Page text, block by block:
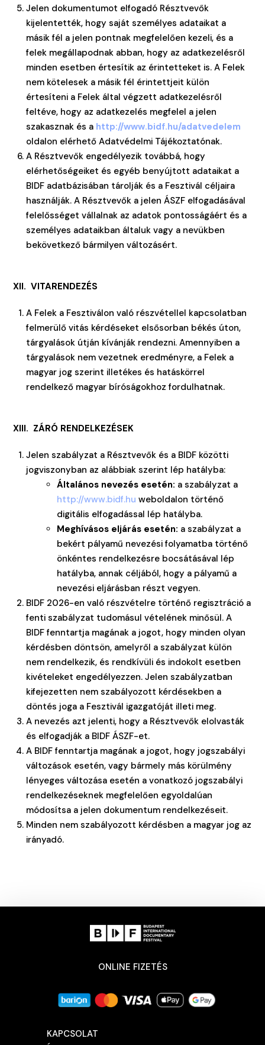
Jelen dokumentumot elfogadó Résztvevők
kijelentették, hogy saját személyes adataikat a
másik fél a jelen pontnak megfelelően kezeli, és a
felek megállapodnak abban, hogy az adatkezelésről
minden esetben értesítik az érintetteket is. A Felek
nem kötelesek a másik fél érintettjeit külön
értesíteni a Felek által végzett adatkezelésről
feltéve, hogy az adatkezelés megfelel a jelen
szakasznak és a http://www.bidf.hu/adatvedelem
oldalon elérhető Adatvédelmi Tájékoztatónak.
A Résztvevők engedélyezik továbbá, hogy
elérhetőségeiket és egyéb benyújtott adataikat a
BIDF adatbázisában tárolják és a Fesztivál céljaira
használják. A Résztvevők a jelen ÁSZF elfogadásával
felelősséget vállalnak az adatok pontosságáért és a
személyes adataikban általuk vagy a nevükben
bekövetkező bármilyen változásért.
XII. VITARENDEZÉS
A Felek a Fesztiválon való részvétellel kapcsolatban
felmerülő vitás kérdéseket elsősorban békés úton,
tárgyalások útján kívánják rendezni. Amennyiben a
tárgyalások nem vezetnek eredményre, a Felek a
magyar jog szerint illetékes és hatáskörrel
rendelkező magyar bíróságokhoz fordulhatnak.
XIII. ZÁRÓ RENDELKEZÉSEK
Jelen szabályzat a Résztvevők és a BIDF közötti
jogviszonyban az alábbiak szerint lép hatályba:
Általános nevezés esetén: a szabályzat a
http://www.bidf.hu weboldalon történő
digitális elfogadással lép hatályba.
Meghívásos eljárás esetén: a szabályzat a
bekért pályamű nevezési folyamatba történő
önkéntes rendelkezésre bocsátásával lép
hatályba, annak céljából, hogy a pályamű a
nevezési eljárásban részt vegyen.
BIDF 2026-en való részvételre történő regisztráció a
fenti szabályzat tudomásul vételének minősül. A
BIDF fenntartja magának a jogot, hogy minden olyan
kérdésben döntsön, amelyről a szabályzat külön
nem rendelkezik, és rendkívüli és indokolt esetben
kivételeket engedélyezzen. Jelen szabályzatban
kifejezetten nem szabályozott kérdésekben a
döntés joga a Fesztivál igazgatóját illeti meg.
A nevezés azt jelenti, hogy a Résztvevők elolvasták
és elfogadják a BIDF ÁSZF-et.
A BIDF fenntartja magának a jogot, hogy jogszabályi
változások esetén, vagy bármely más körülmény
lényeges változása esetén a vonatkozó jogszabályi
rendelkezéseknek megfelelően egyoldalúan
módosítsa a jelen dokumentum rendelkezéseit.
Minden nem szabályozott kérdésben a magyar jog az
irányadó.
ONLINE FIZETÉS
KAPCSOLAT